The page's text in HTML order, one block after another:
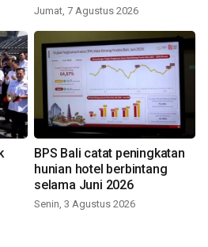
Jumat, 7 Agustus 2026
BPS Bali catat peningkatan
hunian hotel berbintang
selama Juni 2026
Senin, 3 Agustus 2026